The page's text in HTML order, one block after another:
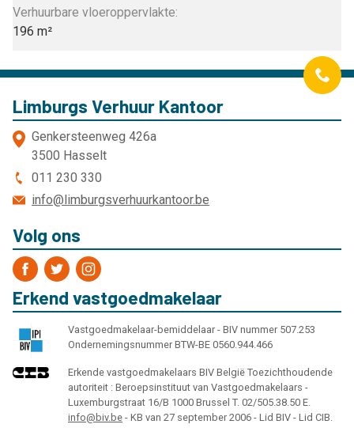
Verhuurbare vloeroppervlakte:
196 m²
Limburgs Verhuur Kantoor
Genkersteenweg 426a
3500 Hasselt
011 230 330
info@limburgsverhuurkantoor.be
Volg ons
Erkend vastgoedmakelaar
Vastgoedmakelaar-bemiddelaar - BIV nummer 507.253
Ondernemingsnummer BTW-BE 0560.944.466
Erkende vastgoedmakelaars BIV België Toezichthoudende
autoriteit : Beroepsinstituut van Vastgoedmakelaars -
Luxemburgstraat 16/B 1000 Brussel T. 02/505.38.50 E.
info@biv.be - KB van 27 september 2006 - Lid BIV - Lid CIB.